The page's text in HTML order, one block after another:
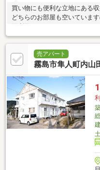
買い物にも便利な立地にある
どちらのお部屋も空いていま
面利回り：10.43％）
売アパート
霧島市隼人町内